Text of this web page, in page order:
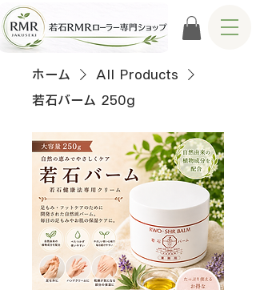
ホーム
All Products
若石バーム 250g